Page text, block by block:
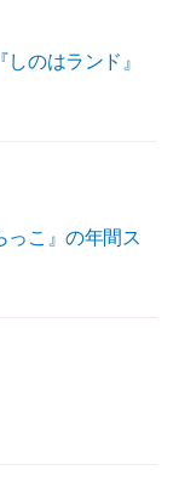
のはランド』
っこ』の年間ス